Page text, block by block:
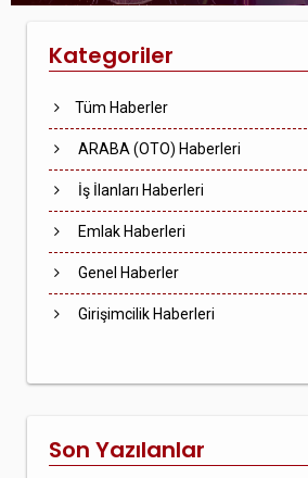
Kategoriler
Tüm Haberler
ARABA (OTO) Haberleri
İş İlanları Haberleri
Emlak Haberleri
Genel Haberler
Girişimcilik Haberleri
Son Yazılanlar